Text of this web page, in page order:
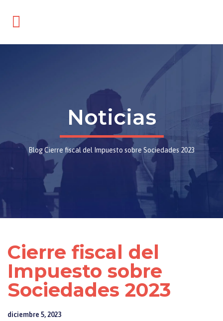
Noticias
BlogCierre fiscal del Impuesto sobre Sociedades 2023
Cierre fiscal del
Impuesto sobre
Sociedades 2023
diciembre 5, 2023